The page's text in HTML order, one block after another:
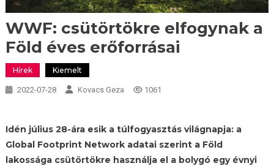
WWF: csütörtökre elfogynak a
Föld éves erőforrásai
Hírek Kiemelt
2022-07-28 Kovacs Geza 1061
Idén július 28-ára esik a túlfogyasztás világnapja: a
Global Footprint Network adatai szerint a Föld
lakossága csütörtökre használja el a bolygó egy évnyi